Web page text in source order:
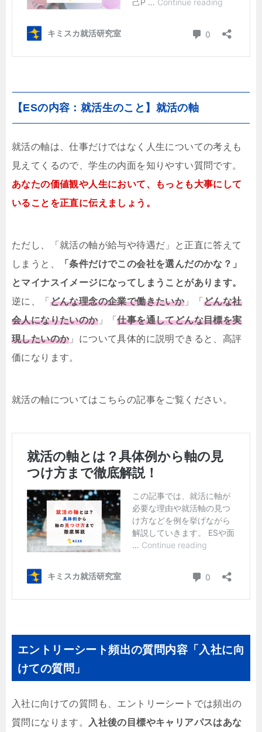
【ESの内容：就活生のこと】就活の軸
就活の軸は、仕事だけではなく人生についての考えも
見えてくるので、学生の内面を知りやすい質問です。
あなたの価値観や人生において、もっとも大事にして
いることを正直に伝えましょう。
ただし、「就活の軸が給与や待遇だ」と正直に答えて
しまうと、
「条件だけでこの会社を選んだのかな？」
とマイナスイメージになってしまうことがあります。
逆に、「 どんな理念の企業で働きたいか」「どんな社
会人になりたいのか」「仕事を通してどんな目標を実
現したいのか」について具体的に説明できると、高評
価になります。
就活の軸についてはこちらの記事をご覧ください。
エントリーシート頻出の質問内容「入社に向
けての質問」
入社に向けての質問も、エントリーシートでは頻出の
質問になります。
入社後の目標やキャリアパスはあな